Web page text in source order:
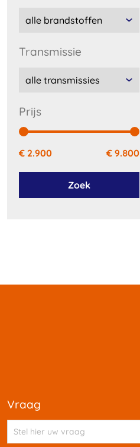
transmissie
prijs
€ 2.900 € 9.800
Zoek
vraag